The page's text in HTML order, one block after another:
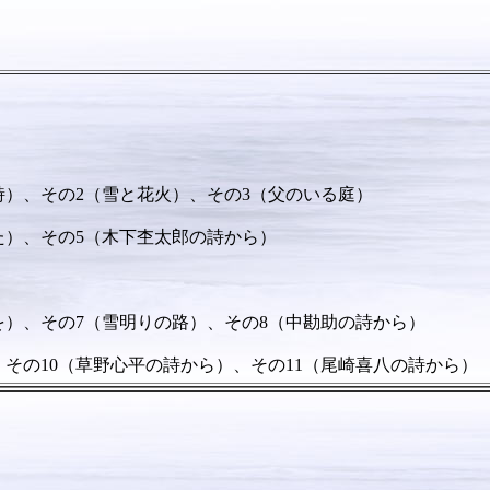
（雪と花火）、その3（父のいる庭）
5（木下杢太郎の詩から）
雪明りの路）、その8（中勘助の詩から）
野心平の詩から）、その11（尾崎喜八の詩から）